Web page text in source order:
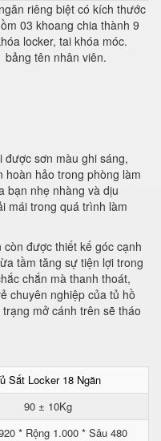
riêng biệt có kích thước
03 khoang chia thành 9
locker, tai khóa móc.
tên nhân viên.
được sơn màu ghi sáng,
hảo trong phòng làm
bạn nhẹ nhàng và dịu
mái trong quá trình làm
được thiết kế góc cạnh
tầm tăng sự tiện lợi trong
chắn mà thanh thoát,
chuyên nghiệp của tủ hồ
mở cánh trên sẽ tháo
Sắt Locker 18 Ngăn
90 ± 10Kg
* Rộng 1.000 * Sâu 480